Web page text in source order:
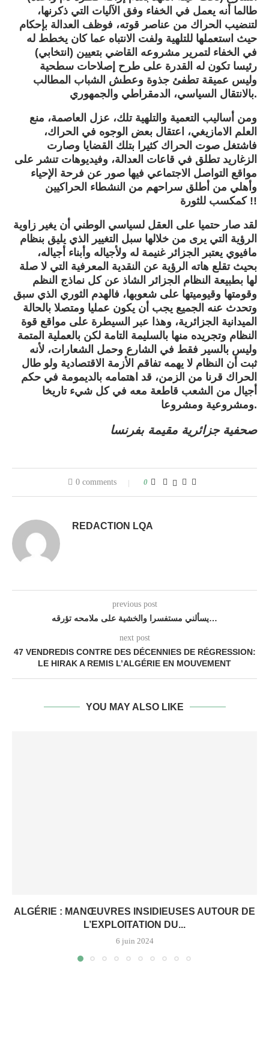
طالما أنه يعمل في الخفاء وفق الآليات التي ذكرنها،
لتنضيب الحراك من عناصر قوته، فوظف العدالة بإحكام
حيث استعملها للتلهية ولفت الانتباه عما كان يخطط له
في الخفاء لتمرير مشروعه القاضي بتعيين (انتخابي)
رئيسا تكون له القدرة على طرح إصلاحات سطحية
وليس عميقة تطفئ جذوة وعطش الشباب المطالب
بالانتقال السياسي، الدمقراطي والجمهوري.
ومن أساليب التعمية والتلهية تلك، عزل العاصمة، منع
العلم الامازيغي، اعتقال بعض الوجوه في الحراك،
فاشتغل صوت الحراك كثيرا بتلك القضايا وصارت
الزغاريد تطلق في قاعات العدالة، وفيديوهات تنشر على
مواقع التواصل الاجتماعي فيها صور عن فرحة الإحياء
وأهلي من أطلق سراحهم من النشطاء الحراكيين
كمكسب للثورة !!
لقد صار حتميا على العقل لسياسي الوطني أن يغير زاوية
الرؤية التي يرى من خلالها سبل التغيير الذي يليق بنظام
مافيوي يعتبر الجزائر غنيمة له ولأجياله وأبناء أجياله،
بحيث تقلع هاته الرؤية عن النقدية المعرفية التي لا صلة
لها بطبيعة النظام الجزائر الشاذ عن كل نماذج النظم
وقومتها وقيوميتها على شعوبها، فالهدم الثوري الذي سبق
وتحدث عنه الجميع يجب أن يكون عمليا ومتصلا بالحالة
الميدانية الجزائرية، وهذا عبر السيطرة على مواقع قوة
النظام وتجريده منها بالسليمة التامة لكن بالعملية المتمة
وليس بالسير فقط في الشارع وحمل الشعارات، لأنه
ثبت أن النظام لا يهمه تفاقم الأزمة الاقتصادية ولو طال
الحراك قرنا من الزمن، قد اهتمامه بالديمومة في حكم
أجيال من الشعب قاطعة معه في كل شيء تاريخا
ومشروعية ومشروعا.
صحفية جزائرية مقيمة بفرنسا
0 comments 0
REDACTION LQA
previous post
يسألني مستفسرا والخشية على ملامحه تؤرقه…
next post
47 VENDREDIS CONTRE DES DÉCENNIES DE RÉGRESSION:
LE HIRAK A REMIS L’ALGÉRIE EN MOUVEMENT
YOU MAY ALSO LIKE
ALGÉRIE : MANŒUVRES INSIDIEUSES AUTOUR DE
L’EXPLOITATION DU...
6 juin 2024